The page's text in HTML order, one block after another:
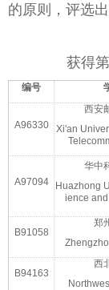
的原则，评选
获得
编号
A96330
西安
Xi'an
A97094
华中
Huazhong
ience
B91058
郑
B94163
西